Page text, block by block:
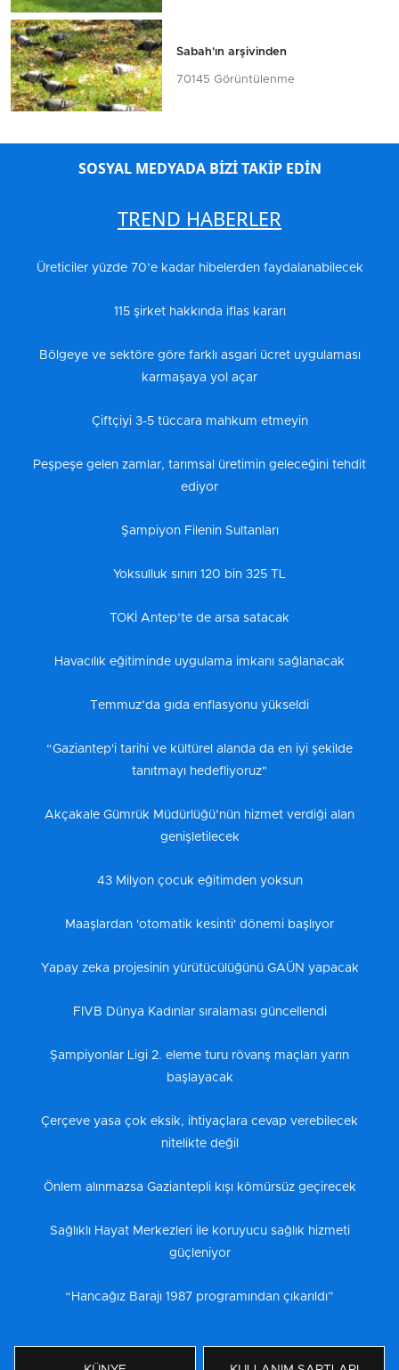
Sabah'ın arşivinden
70145 Görüntülenme
SOSYAL MEDYADA BİZİ TAKİP EDİN
TREND HABERLER
Üreticiler yüzde 70’e kadar hibelerden faydalanabilecek
115 şirket hakkında iflas kararı
Bölgeye ve sektöre göre farklı asgari ücret uygulaması
karmaşaya yol açar
Çiftçiyi 3-5 tüccara mahkum etmeyin
Peşpeşe gelen zamlar, tarımsal üretimin geleceğini tehdit
ediyor
Şampiyon Filenin Sultanları
Yoksulluk sınırı 120 bin 325 TL
TOKİ Antep’te de arsa satacak
Havacılık eğitiminde uygulama imkanı sağlanacak
Temmuz’da gıda enflasyonu yükseldi
“Gaziantep'i tarihi ve kültürel alanda da en iyi şekilde
tanıtmayı hedefliyoruz"
Akçakale Gümrük Müdürlüğü’nün hizmet verdiği alan
genişletilecek
43 Milyon çocuk eğitimden yoksun
Maaşlardan 'otomatik kesinti' dönemi başlıyor
Yapay zeka projesinin yürütücülüğünü GAÜN yapacak
FIVB Dünya Kadınlar sıralaması güncellendi
Şampiyonlar Ligi 2. eleme turu rövanş maçları yarın
başlayacak
Çerçeve yasa çok eksik, ihtiyaçlara cevap verebilecek
nitelikte değil
Önlem alınmazsa Gaziantepli kışı kömürsüz geçirecek
Sağlıklı Hayat Merkezleri ile koruyucu sağlık hizmeti
güçleniyor
“Hancağız Barajı 1987 programından çıkarıldı”